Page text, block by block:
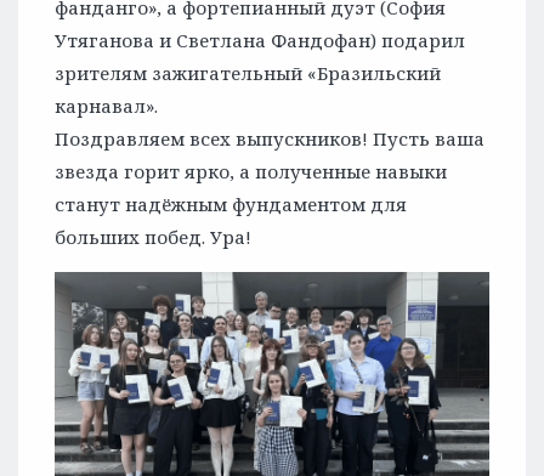
фанданго», а фортепианный дуэт (София
Утяганова и Светлана Фандофан) подарил
зрителям зажигательный «Бразильский
карнавал».
Поздравляем всех выпускников! Пусть ваша
звезда горит ярко, а полученные навыки
станут надёжным фундаментом для
больших побед. Ура!